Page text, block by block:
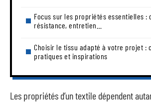
Focus sur les propriétés essentielles :
résistance, entretien…
Choisir le tissu adapté à votre projet :
pratiques et inspirations
Les propriétés d’un textile dépendent